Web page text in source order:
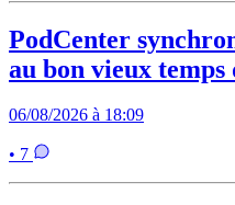
PodCenter
au bon vieux temps
06/08/2026 à 18:09
• 7